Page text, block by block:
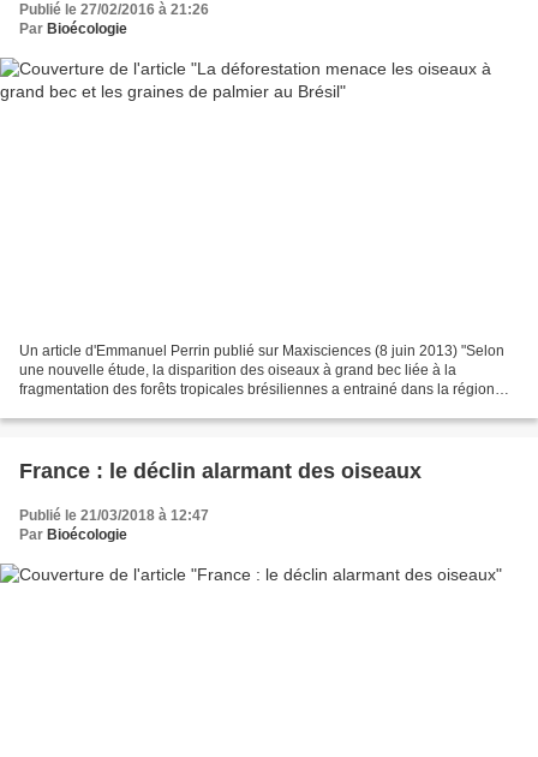
Publié le 27/02/2016 à 21:26
Par Bioécologie
Un article d'Emmanuel Perrin publié sur Maxisciences (8 juin 2013) "Selon
une nouvelle étude, la disparition des oiseaux à grand bec liée à la
fragmentation des forêts tropicales brésiliennes a entrainé dans la région
France : le déclin alarmant des oiseaux
Publié le 21/03/2018 à 12:47
Par Bioécologie